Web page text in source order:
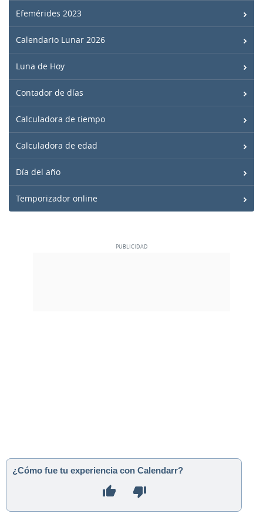
Efemérides 2023
Calendario Lunar 2026
Luna de Hoy
Contador de días
Calculadora de tiempo
Calculadora de edad
Día del año
Temporizador online
¿Cómo fue tu experiencia con Calendarr?